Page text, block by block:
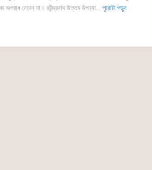
অপরাধ নেবেন না। রবীন্দ্রনাথ উত্তম উপন্যা... পুরোটা পড়ুন